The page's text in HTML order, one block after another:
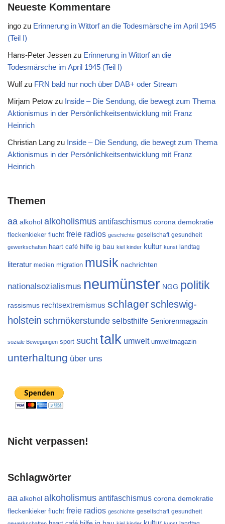
Neueste Kommentare
ingo zu Erinnerung in Wittorf an die Todesmärsche im April 1945
(Teil I)
Hans-Peter Jessen zu Erinnerung in Wittorf an die
Todesmärsche im April 1945 (Teil I)
Wulfzu FRN bald nur noch über DAB+ oder Stream
Mirjam Petow zu Inside – Die Sendung, die bewegt zum Thema
Aktionismus in der Persönlichkeitsentwicklung mit Franz
Heinrich
Christian Lang zu Inside – Die Sendung, die bewegt zum Thema
Aktionismus in der Persönlichkeitsentwicklung mit Franz
Heinrich
Themen
aa alkohol alkoholismus antifaschismus corona demokratie
fleckenkieker flucht freie radios geschichte gesellschaft gesundheit
gewerkschaften haart café hilfe ig bau kiel kinder kultur kunst landtag
literatur medien migration musik nachrichten
nationalsozialismus neumünster NGG politik
rassismus rechtsextremismus schlagerschleswig-
holstein schmökerstunde selbsthilfe Seniorenmagazin
soziale Bewegungen sport suchttalk umwelt umweltmagazin
unterhaltung über uns
Nicht verpassen!
Schlagwörter
aa alkohol alkoholismus antifaschismus corona demokratie
fleckenkieker flucht freie radios geschichte gesellschaft gesundheit